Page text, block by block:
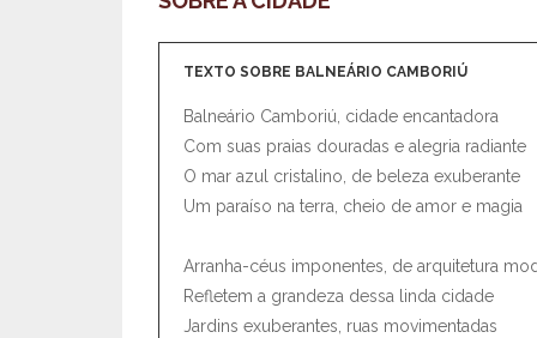
TEXTO SOBRE BALNEÁRIO CAMBORIÚ
Balneário Camboriú, cidade encantadora
Com suas praias douradas e alegria radiante
O mar azul cristalino, de beleza exuberante
Um paraíso na terra, cheio de amor e magia
Arranha-céus imponentes, de arquitetura
Refletem a grandeza dessa linda cidade
Jardins exuberantes, ruas movimentadas